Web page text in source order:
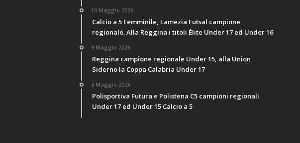
10 Maggio 2026
Calcio a 5 Femminile, Lamezia Futsal campione
regionale. Alla Reggina i titoli Élite Under 17 ed Under 16
9 Maggio 2026
Reggina campione regionale Under 15, alla Union
Siderno la Coppa Calabria Under 17
3 Maggio 2026
Polisportiva Futura e Polistena C5 campioni regionali
Under 17 ed Under 15 Calcio a 5